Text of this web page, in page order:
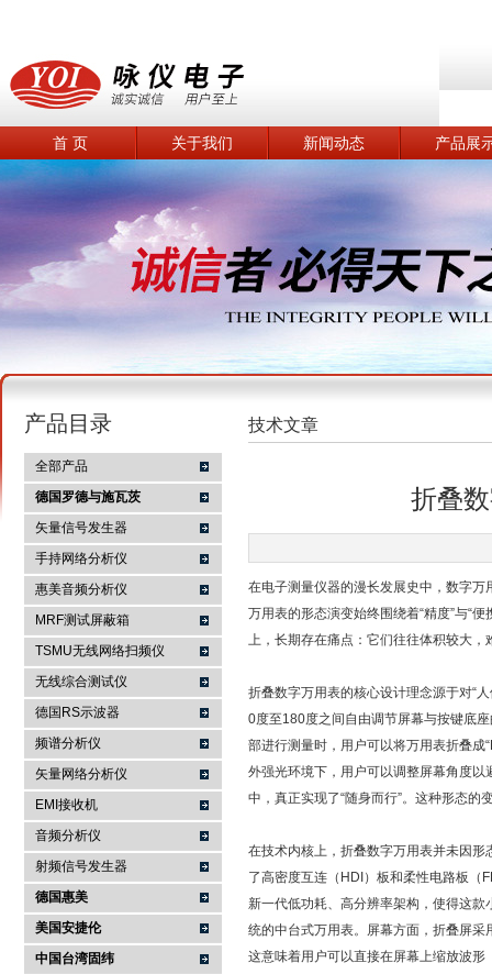
南京咏仪电子科技有限公司
首 页 关于我们 新闻动态 产品展
产品目录
全部产品
德国罗德与施瓦茨
矢量信号发生器
手持网络分析仪
惠美音频分析仪
MRF测试屏蔽箱
TSMU无线网络扫频仪
无线综合测试仪
德国RS示波器
频谱分析仪
矢量网络分析仪
EMI接收机
音频分析仪
射频信号发生器
德国惠美
美国安捷伦
中国台湾固纬
技术文章
折叠
在电子测量仪器的漫长发展史中，数字
万用表的形态演变始终围绕着“精度”与“
上，长期存在痛点：它们往往体积较大
折叠数字万用表的核心设计理念源于对“
0度至180度之间自由调节屏幕与按键底
部进行测量时，用户可以将万用表折叠成
外强光环境下，用户可以调整屏幕角度
中，真正实现了“随身而行”。这种形态
在技术内核上，折叠数字万用表并未因
了高密度互连（HDI）板和柔性电路板（
新一代低功耗、高分辨率架构，使得这
统的中台式万用表。屏幕方面，折叠屏
这意味着用户可以直接在屏幕上缩放波